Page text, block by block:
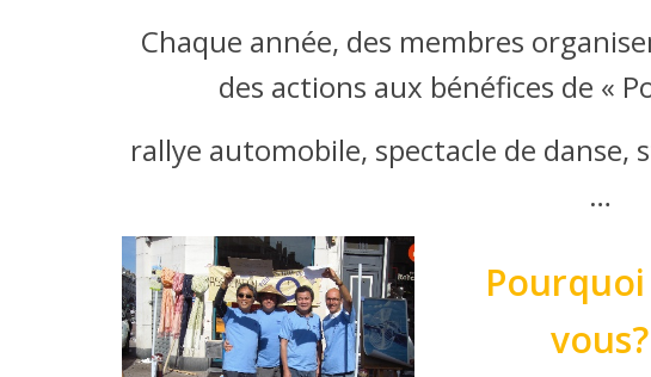
Chaque année, des membres
des actions aux bénéfices de «
rallye automobile, spectacle de danse,
…
Pourquoi
vous?